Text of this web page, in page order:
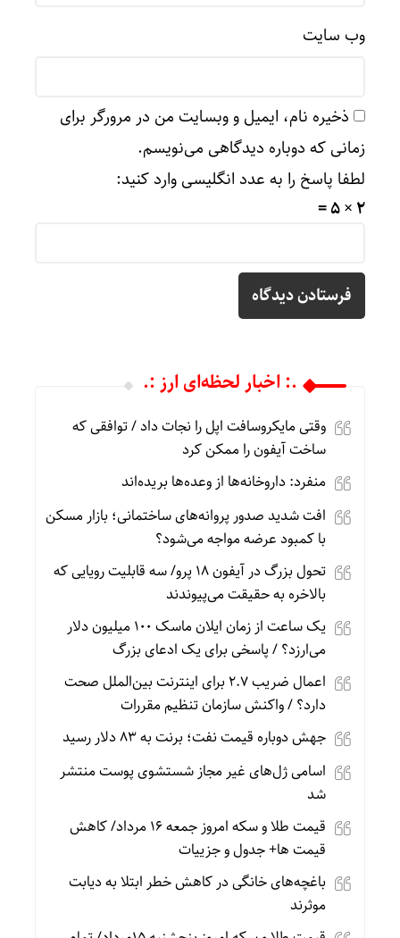
وب‌ سایت
ذخیره نام، ایمیل و وبسایت من در مرورگر برای
زمانی که دوباره دیدگاهی می‌نویسم.
لطفا پاسخ را به عدد انگلیسی وارد کنید:
2 × 5 =
.: اخبار لحظه‌ای ارز :.
وقتی مایکروسافت اپل را نجات داد / توافقی که
ساخت آیفون را ممکن کرد
منفرد: داروخانه‌ها از وعده‌ها بریده‌اند
افت شدید صدور پروانه‌های ساختمانی؛ بازار مسکن
با کمبود عرضه مواجه می‌شود؟
تحول بزرگ در آیفون ۱۸ پرو/ سه قابلیت رویایی که
بالاخره به حقیقت می‌پیوندند
یک ساعت از زمان ایلان ماسک ۱۰۰ میلیون دلار
می‌ارزد؟ / پاسخی برای یک ادعای بزرگ
اعمال ضریب ۲.۷ برای اینترنت بین‌الملل صحت
دارد؟ / واکنش سازمان تنظیم مقررات
جهش دوباره قیمت نفت؛ برنت به ۸۳ دلار رسید
اسامی ژل‌های غیر مجاز شستشوی پوست منتشر
شد
قیمت طلا و سکه امروز جمعه ۱۶ مرداد/ کاهش
قیمت ها+ جدول و جزییات
باغچه‌های خانگی در کاهش خطر ابتلا به دیابت
موثرند